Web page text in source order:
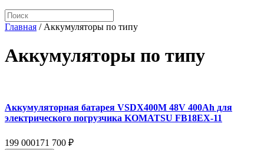
Главная / Аккумуляторы по типу
Аккумуляторы по типу
Аккумуляторная батарея VSDX400M 48V 400Ah для
электрического погрузчика KOMATSU FB18EX-11
199 000171 700 ₽